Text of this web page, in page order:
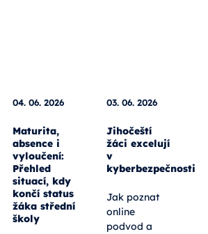
04. 06. 2026
Maturita,
absence i
vyloučení:
Přehled
situací, kdy
končí status
žáka střední
školy
03. 06. 2026
Jihočeští
žáci excelují
v
kyberbezpečnosti
Jak poznat
online
podvod a